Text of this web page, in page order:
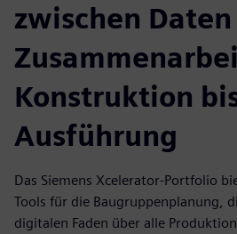
zwischen
Konstruktion
Ausführung
Das Siemens Xcelerator-Portfolio
Tools für die Baugruppenplanung,
digitalen Faden über alle